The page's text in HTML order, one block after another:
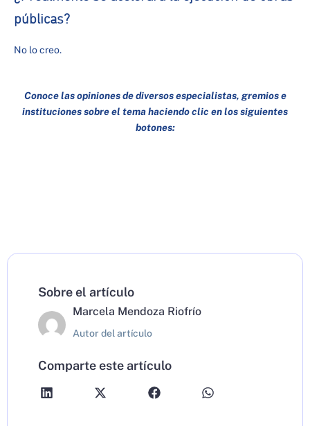
públicas?
No lo creo.
Conoce las opiniones de diversos especialistas, gremios e
instituciones sobre el tema haciendo clic en los siguientes
botones:
Sobre el artículo
Marcela Mendoza Riofrío
Autor del artículo
Comparte este artículo